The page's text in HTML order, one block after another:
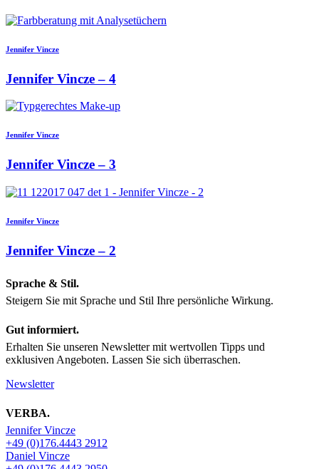
Jennifer Vincze
Jennifer Vincze – 4
Jennifer Vincze
Jennifer Vincze – 3
Jennifer Vincze
Jennifer Vincze – 2
Sprache & Stil.
Steigern Sie mit Sprache und Stil Ihre persönliche Wirkung.
Gut informiert.
Erhalten Sie unseren Newsletter mit wertvollen Tipps und
exklusiven Angeboten. Lassen Sie sich überraschen.
Newsletter
VERBA.
Jennifer Vincze
+49 (0)176.4443 2912
Daniel Vincze